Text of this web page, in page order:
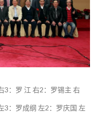
3：罗 江 右2：罗锡主 右
3：罗成纲 左2：罗庆国 左